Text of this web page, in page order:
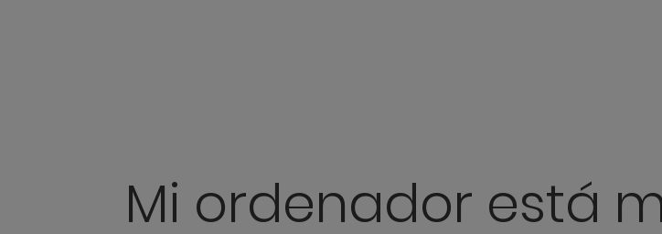
Mi ordenador está